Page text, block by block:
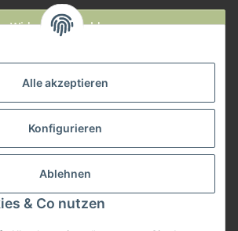
Alle akzeptieren
Konfigurieren
Ablehnen
& Co nutzen
Widerruf anmelden